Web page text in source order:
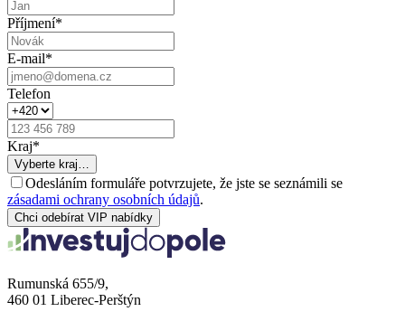
Příjmení*
E-mail*
Telefon
Kraj*
Vyberte kraj…
Odesláním formuláře potvrzujete, že jste se seznámili se
zásadami ochrany osobních údajů.
Chci odebírat VIP nabídky
Rumunská 655/9,
460 01 Liberec-Perštýn